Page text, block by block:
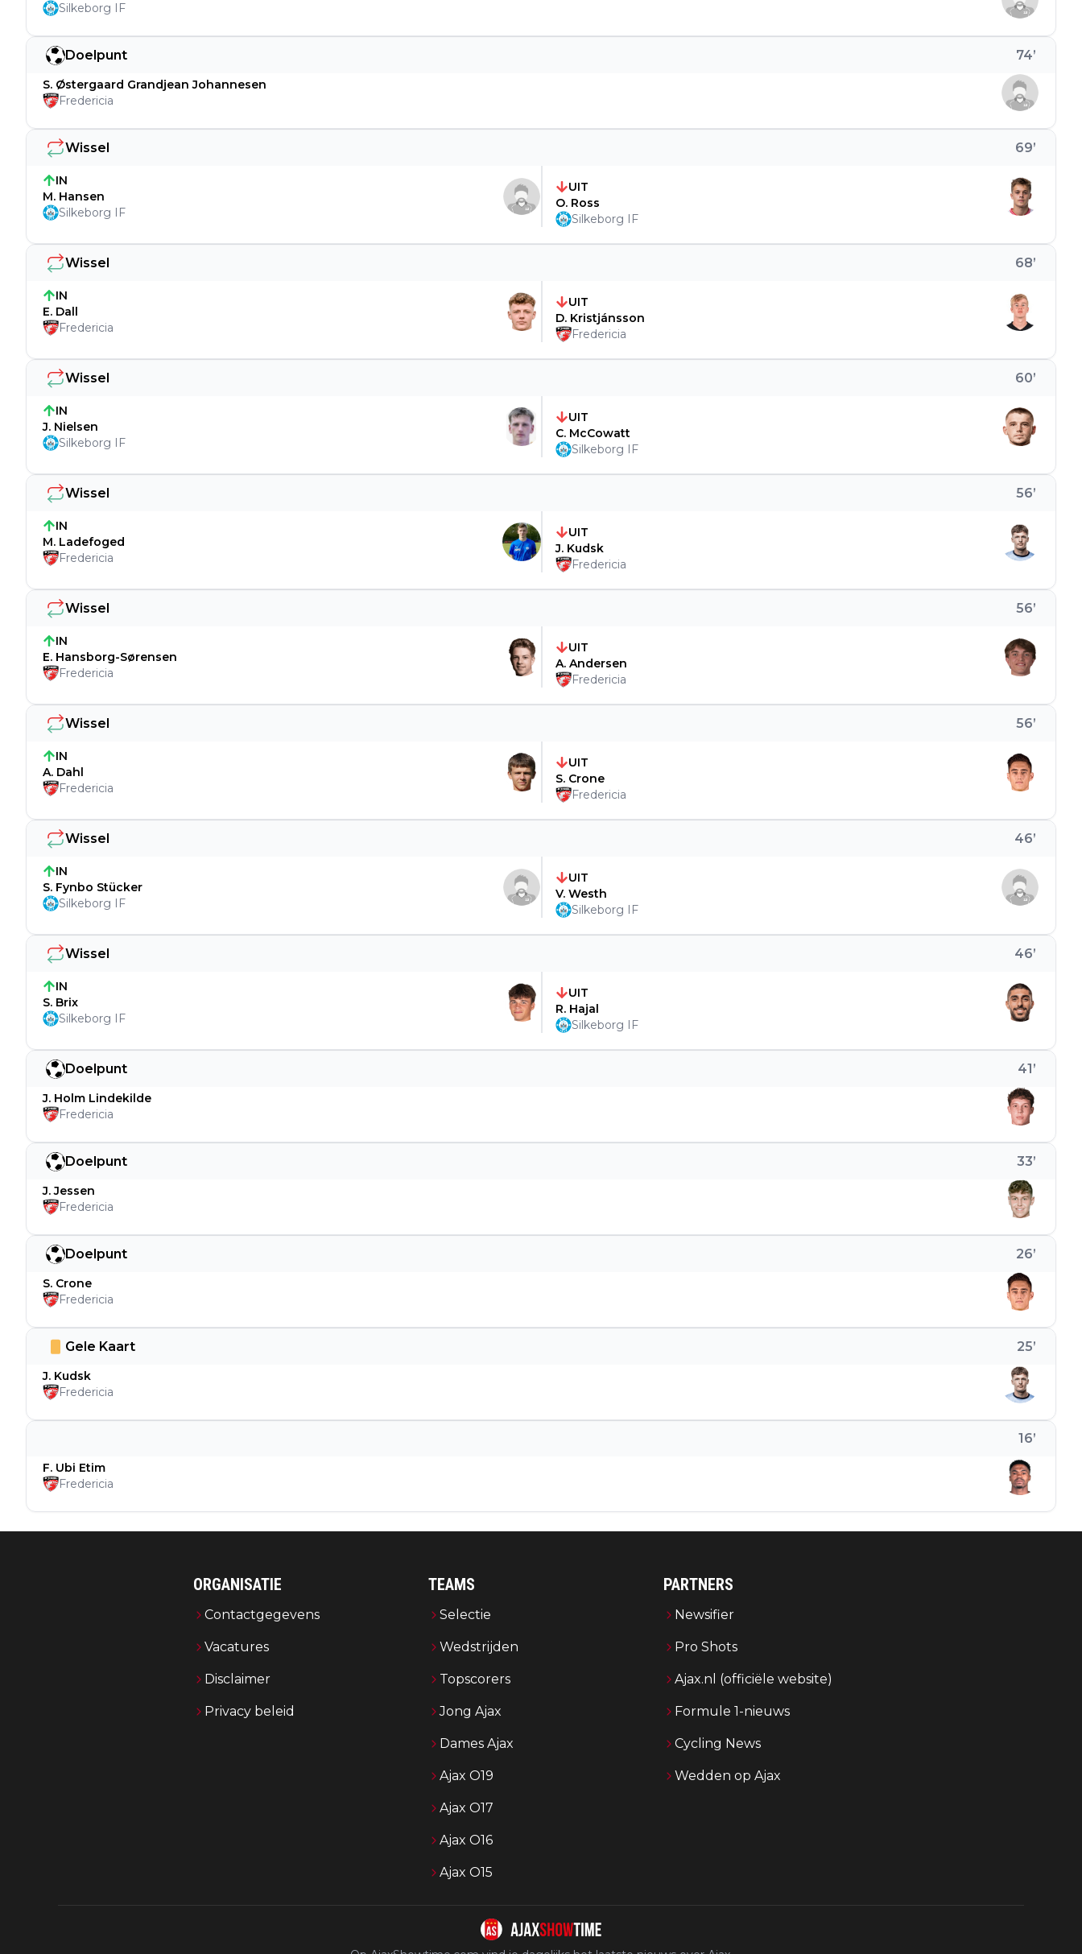
16’
F. Ubi Etim
Fredericia
Gele Kaart 25’
J. Kudsk
Fredericia
Doelpunt 26’
S. Crone
Fredericia
Doelpunt 33’
J. Jessen
Fredericia
Doelpunt 41’
J. Holm Lindekilde
Fredericia
Wissel 46’
IN
S. Brix
Silkeborg IF
UIT
R. Hajal
Silkeborg IF
Wissel 46’
IN
S. Fynbo Stücker
Silkeborg IF
UIT
V. Westh
Silkeborg IF
Wissel 56’
IN
A. Dahl
Fredericia
UIT
S. Crone
Fredericia
Wissel 56’
IN
E. Hansborg-Sørensen
Fredericia
UIT
A. Andersen
Fredericia
Wissel 56’
IN
M. Ladefoged
Fredericia
UIT
J. Kudsk
Fredericia
Wissel 60’
IN
J. Nielsen
Silkeborg IF
UIT
C. McCowatt
Silkeborg IF
Wissel 68’
IN
E. Dall
Fredericia
UIT
D. Kristjánsson
Fredericia
Wissel 69’
IN
M. Hansen
Silkeborg IF
UIT
O. Ross
Silkeborg IF
Doelpunt 74’
S. Østergaard Grandjean Johannesen
Fredericia
Silkeborg IF
ORGANISATIE
Contactgegevens
Vacatures
Disclaimer
Privacy beleid
TEAMS
Selectie
Wedstrijden
Topscorers
Jong Ajax
Dames Ajax
Ajax O19
Ajax O17
Ajax O16
Ajax O15
PARTNERS
Newsifier
Pro Shots
Ajax.nl (officiële website)
Formule 1-nieuws
Cycling News
Wedden op Ajax